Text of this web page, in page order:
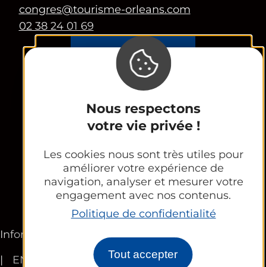
Nous respectons
votre vie privée !
Les cookies nous sont très utiles pour
améliorer votre expérience de
navigation, analyser et mesurer votre
engagement avec nos contenus.
Politique de confidentialité
Tout accepter
congres@tourisme-orleans.com
02 38 24 01 69
Contactez-nous
Espace Partenaires
Office Tourisme
CE et groupes
Newsletter
Informations légales Plan du site
EN